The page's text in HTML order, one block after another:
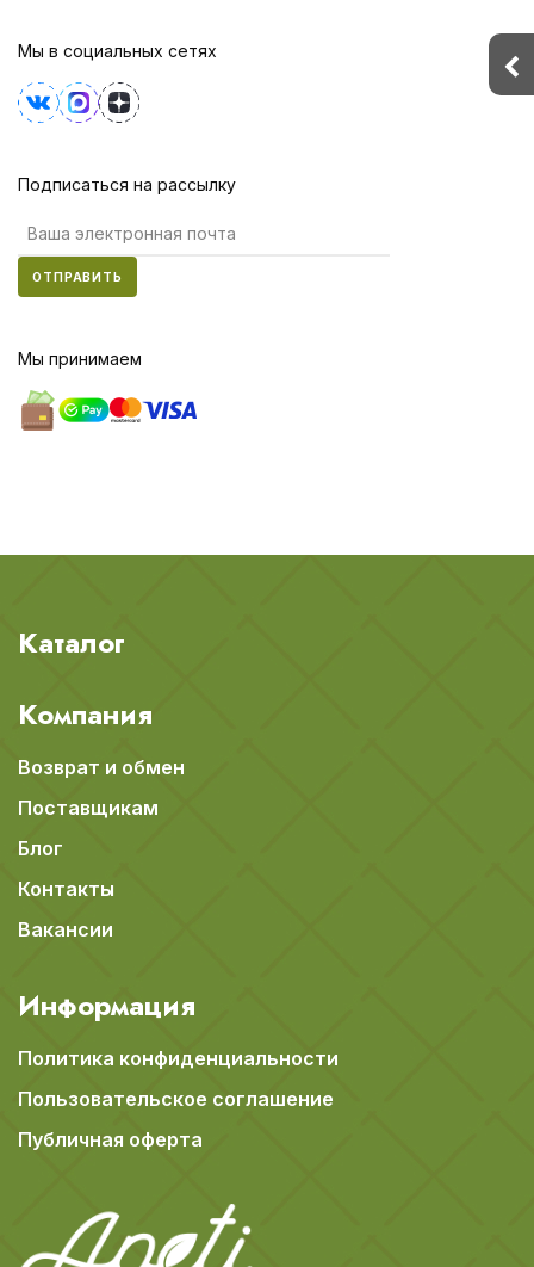
Мы в социальных сетях
Подписаться на рассылку
ОТПРАВИТЬ
Мы принимаем
Каталог
Компания
Возврат и обмен
Поставщикам
Блог
Контакты
Вакансии
Информация
Политика конфиденциальности
Пользовательское соглашение
Публичная оферта